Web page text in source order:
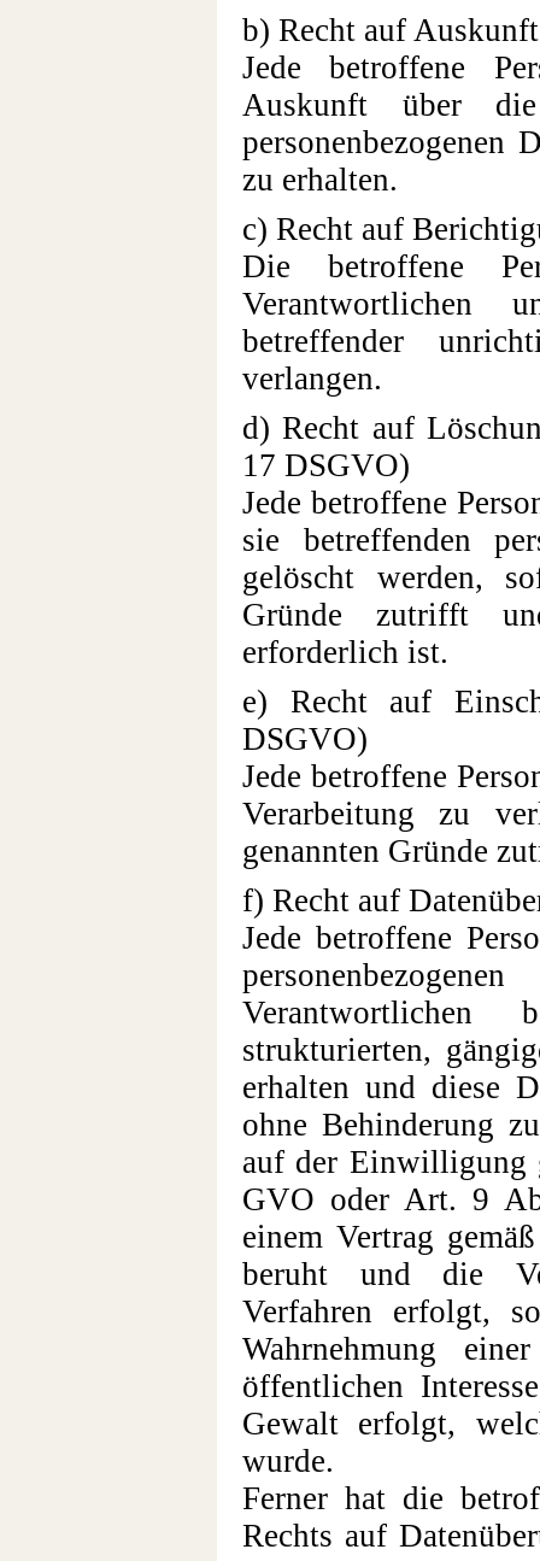
b) Recht auf
Jede betroffene
Auskunft über
personenbezogenen
zu erhalten.
c) Recht auf
Die betroffene
Verantwortlichen
betreffender
verlangen.
d) Recht auf
17 DSGVO)
Jede betroffene
sie betreffenden
gelöscht werden,
Gründe zutrifft
erforderlich ist.
e) Recht auf
DSGVO)
Jede betroffene
Verarbeitung zu
genannten Gründe
f) Recht auf
Jede betroffene
strukturierten,
erhalten und diese
ohne Behinderung
auf der Einwilligung
GVO oder Art. 9
einem Vertrag
beruht und die
Verfahren erfolgt,
Wahrnehmung
öffentlichen
Gewalt erfolgt,
wurde.
Ferner hat die
Rechts auf